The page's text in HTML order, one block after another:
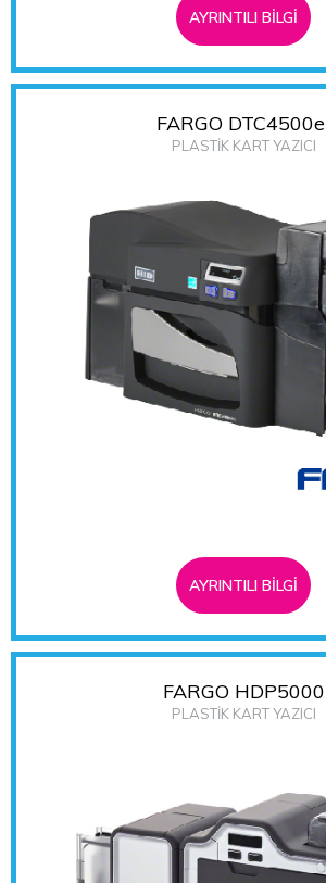
AYRINTILI BİLGİ
FARGO DTC4500e
PLASTİK KART YAZICI
AYRINTILI BİLGİ
FARGO HDP5000
PLASTİK KART YAZICI